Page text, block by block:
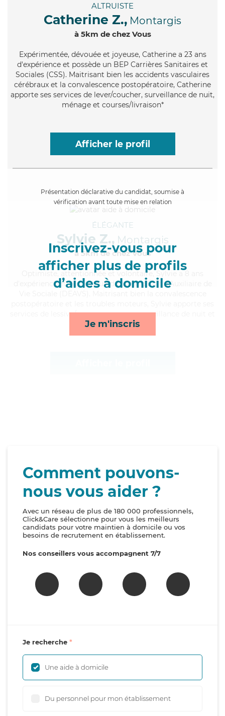
ALTRUISTE
Catherine Z., Montargis
à 5km de chez Vous
Expérimentée, dévouée et joyeuse, Catherine a 23 ans
d'expérience et possède un BEP Carrières Sanitaires et
Sociales (CSS). Maitrisant bien les accidents vasculaires
cérébraux et la convalescence postopératoire, Catherine
apporte ses services de lever/coucher, surveillance de nuit,
ménage et courses/livraison*
Afficher le profil
Présentation déclarative du candidat, soumise à
vérification avant toute mise en relation
Inscrivez-vous pour
afficher plus de profils
d’aides à domicile
Je m'inscris
ÉLÉGANTE
Sylvie Z., Montargis
à 5km de chez Vous
, attentionnée et volontaire, Sylvie a 8 ans
d'expérience et possède un diplôme d'État d'Auxiliaire de
services de lessive/repassage, repas, surveillance de nuit et
compagnie/loisirs*
Comment pouvons-
nous vous aider ?
Avec un réseau de plus de 180 000 professionnels,
Click&Care sélectionne pour vous les meilleurs
candidats pour votre maintien à domicile ou vos
besoins de recrutement en établissement.
Nos conseillers vous accompagnent 7/7
Je recherche
Une aide à domicile
Du personnel pour mon établissement